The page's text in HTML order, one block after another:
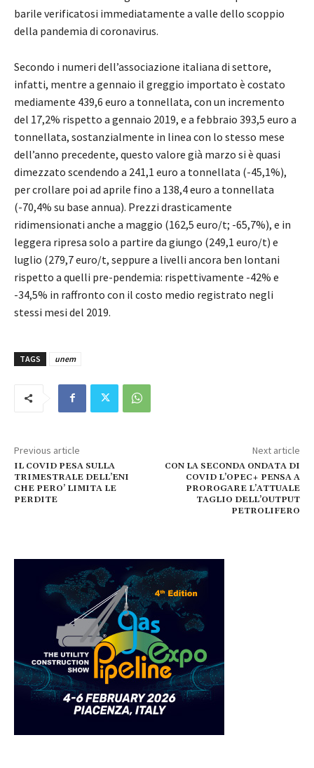
barile verificatosi immediatamente a valle dello scoppio
della pandemia di coronavirus.
Secondo i numeri dell’associazione italiana di settore,
infatti, mentre a gennaio il greggio importato è costato
mediamente 439,6 euro a tonnellata, con un incremento
del 17,2% rispetto a gennaio 2019, e a febbraio 393,5 euro a
tonnellata, sostanzialmente in linea con lo stesso mese
dell’anno precedente, questo valore già marzo si è quasi
dimezzato scendendo a 241,1 euro a tonnellata (-45,1%),
per crollare poi ad aprile fino a 138,4 euro a tonnellata
(-70,4% su base annua). Prezzi drasticamente
ridimensionati anche a maggio (162,5 euro/t; -65,7%), e in
leggera ripresa solo a partire da giungo (249,1 euro/t) e
luglio (279,7 euro/t, seppure a livelli ancora ben lontani
rispetto a quelli pre-pendemia: rispettivamente -42% e
-34,5% in raffronto con il costo medio registrato negli
stessi mesi del 2019.
TAGS unem
Previous article
IL COVID PESA SULLA
TRIMESTRALE DELL’ENI
CHE PERO’ LIMITA LE
PERDITE
Next article
CON LA SECONDA ONDATA DI
COVID L’OPEC+ PENSA A
PROROGARE L’ATTUALE
TAGLIO DELL’OUTPUT
PETROLIFERO